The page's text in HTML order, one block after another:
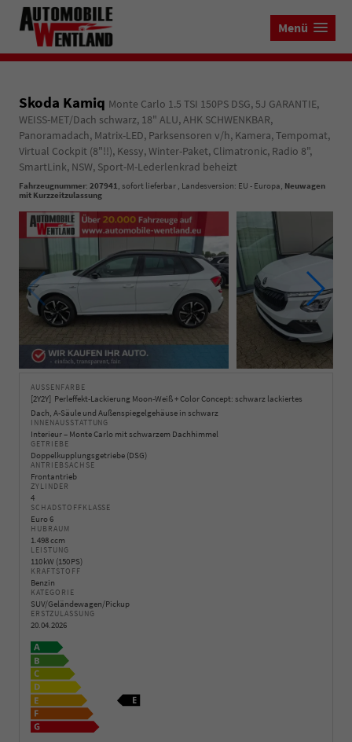
Menü
Skoda Kamiq Monte Carlo 1.5 TSI 150PS DSG, 5J GARANTIE,
WEISS-MET/Dach schwarz, 18" ALU, AHK SCHWENKBAR,
Panoramadach, Matrix-LED, Parksensoren v/h, Kamera, Tempomat,
Virtual Cockpit (8"!!), Kessy, Winter-Paket, Climatronic, Radio 8",
SmartLink, NSW, Sport-M-Lederlenkrad beheizt
Fahrzeugnummer: 207941, sofort lieferbar , Landesversion: EU - Europa, Neuwagen
mit Kurzzeitzulassung
AUSSENFARBE
2Y2Y Perleffekt-Lackierung Moon-Weiß + Color Concept: schwarz lackiertes
Dach, A-Säule und Außenspiegelgehäuse in schwarz
INNENAUSSTATTUNG
Interieur – Monte Carlo mit schwarzem Dachhimmel
GETRIEBE
Doppelkupplungsgetriebe (DSG)
ANTRIEBSACHSE
Frontantrieb
ZYLINDER
4
SCHADSTOFFKLASSE
Euro 6
HUBRAUM
1.498 ccm
LEISTUNG
110 kW (150 PS)
KRAFTSTOFF
Benzin
KATEGORIE
SUV/Geländewagen/Pickup
ERSTZULASSUNG
20.04.2026